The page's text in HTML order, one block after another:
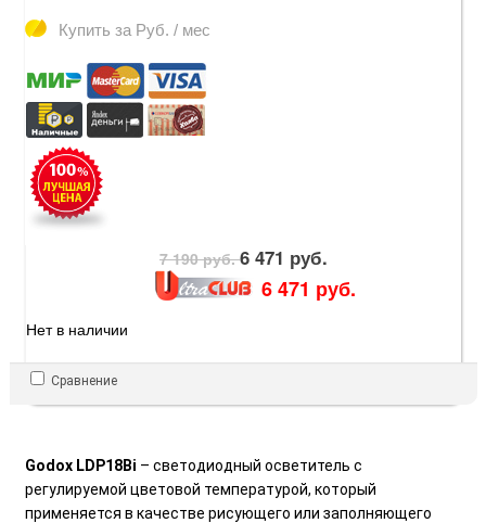
Купить за Руб. / мес
7 190 руб.6 471 руб.
6 471 руб.
Нет в наличии
Сравнение
Godox LDP18Bi – светодиодный осветитель с
регулируемой цветовой температурой, который
применяется в качестве рисующего или заполняющего